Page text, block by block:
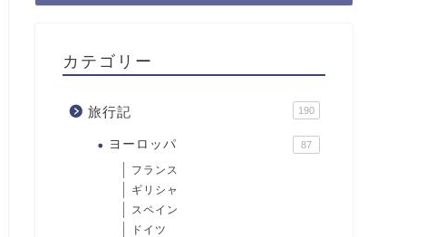
カテゴリー
旅行記 190
ヨーロッパ 87
フランス
ギリシャ
スペイン
ドイツ